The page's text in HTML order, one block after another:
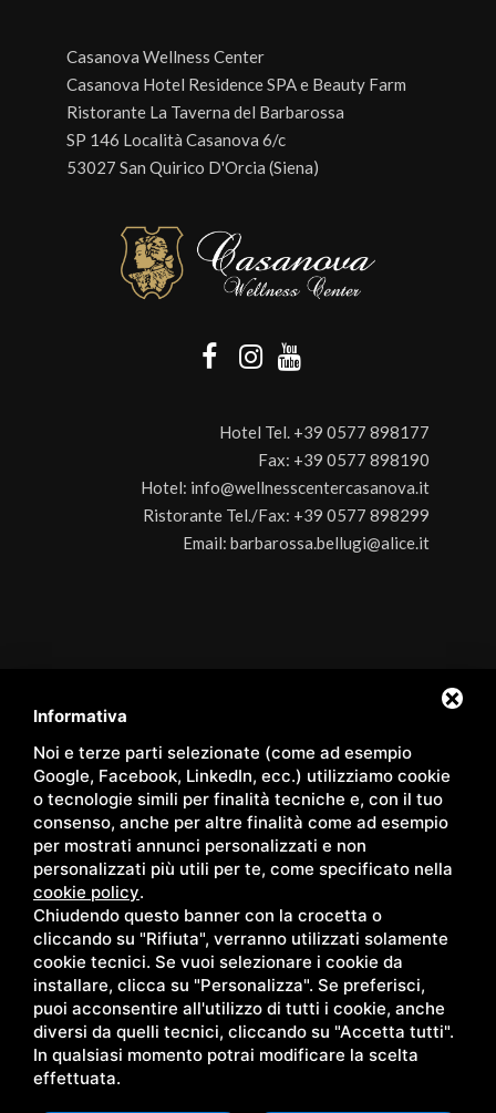
Informativa
Noi e terze parti selezionate (come ad esempio
Google, Facebook, LinkedIn, ecc.) utilizziamo cookie
o tecnologie simili per finalità tecniche e, con il tuo
consenso, anche per altre finalità come ad esempio
per mostrati annunci personalizzati e non
personalizzati più utili per te, come specificato nella
cookie policy.
Chiudendo questo banner con la crocetta o
cliccando su "Rifiuta", verranno utilizzati solamente
cookie tecnici. Se vuoi selezionare i cookie da
installare, clicca su "Personalizza". Se preferisci,
puoi acconsentire all'utilizzo di tutti i cookie, anche
diversi da quelli tecnici, cliccando su "Accetta tutti".
In qualsiasi momento potrai modificare la scelta
effettuata.
Casanova Wellness Center
Casanova Hotel Residence SPA e Beauty Farm
Ristorante La Taverna del Barbarossa
SP 146 Località Casanova 6/c
53027 San Quirico D'Orcia (Siena)
Hotel Tel. +39 0577 898177
Fax: +39 0577 898190
Hotel: info@wellnesscentercasanova.it
Ristorante Tel./Fax: +39 0577 898299
Email: barbarossa.bellugi@alice.it
Servizi/Hotel
/Family Apartments/Pacchetti/Shop/ Eventi/Contatti
Territorio/ Blog/Gallery/Privacy/Sitemap
Copyright © Wellness Center Casanova s.r.l. | S.S. 146
Località Casanova 6/c | 53027 San Quirico D'Orcia (Siena) |
C.F. e P.IVA 01158980522